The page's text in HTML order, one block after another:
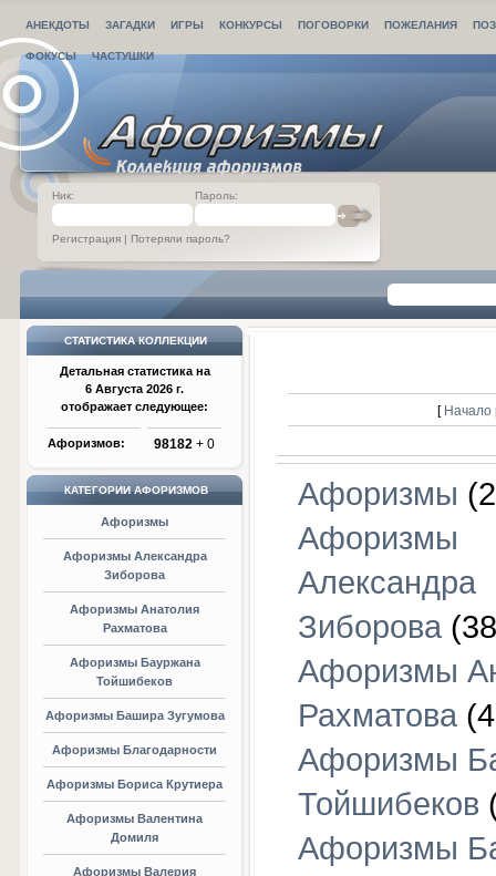
АНЕКДОТЫ ЗАГАДКИ ИГРЫ КОНКУРСЫ ПОГОВОРКИ ПОЖЕЛАНИЯ
ФОКУСЫ ЧАСТУШКИ
Ник: Пароль:
Регистрация | Потеряли пароль?
СТАТИСТИКА КОЛЛЕКЦИИ
Детальная статистика на
6 Августа 2026 г.
отображает следующее:
Афоризмов: 98182 + 0
КАТЕГОРИИ АФОРИЗМОВ
Афоризмы
Афоризмы Александра
Зиборова
Афоризмы Анатолия
Рахматова
Афоризмы Бауржана
Тойшибеков
Афоризмы Башира Зугумова
Афоризмы Благодарности
Афоризмы Бориса Крутиера
Афоризмы Валентина
Домиля
Афоризмы Валерия
[ Начало
Афоризмы
Афоризмы
Александра
Зиборова
Афоризмы
Рахматова
Афоризмы
Тойшибеков
Афоризмы